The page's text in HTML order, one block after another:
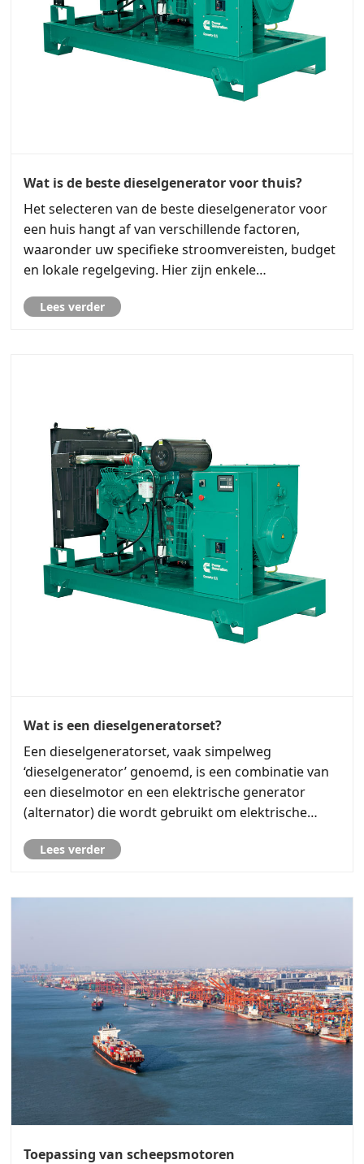
​Wat is de beste dieselgenerator voor thuis?
Het selecteren van de beste dieselgenerator voor
een huis hangt af van verschillende factoren,
waaronder uw specifieke stroomvereisten, budget
en lokale regelgeving. Hier zijn enkele
kiezen van de juiste dieselgenerator voor uw huis:
Lees verder
Wat is een dieselgeneratorset?
Een dieselgeneratorset, vaak simpelweg
‘dieselgenerator’ genoemd, is een combinatie van
een dieselmotor en een elektrische generator
(alternator) die wordt gebruikt om elektrische
staande eenheid die is ontworpen om elektriciteit
Lees verder
Toepassing van scheepsmotoren